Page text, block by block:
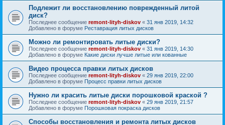
Подлежит ли восстановлению поврежденный литой
диск?
Последнее сообщение remont-lityh-diskov « 31 янв 2019, 14:32
Добавлено в форуме Реставрация литых дисков
Можно ли ремонтировать литые диски?
Последнее сообщение remont-lityh-diskov « 31 янв 2019, 14:30
Добавлено в форуме Какие диски лучше литые или кованные
Видео процесса правки литых дисков
Последнее сообщение remont-lityh-diskov « 29 янв 2019, 22:00
Добавлено в форуме Процесс правки литых дисков
Нужно ли красить литые диски порошковой краской ?
Последнее сообщение remont-lityh-diskov « 29 янв 2019, 21:57
Добавлено в форуме Порошковая покраска дисков
Способы восстановления и ремонта литых дисков